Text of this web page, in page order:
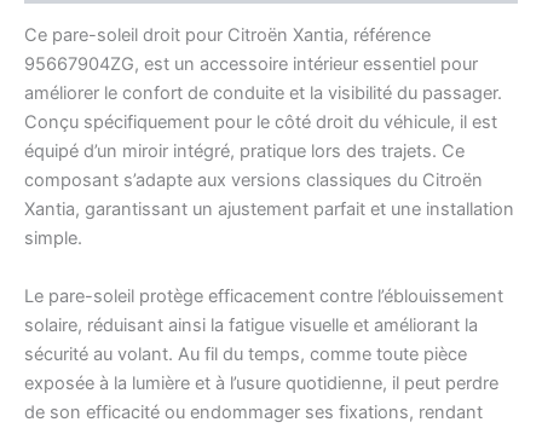
Ce pare-soleil droit pour Citroën Xantia, référence
95667904ZG, est un accessoire intérieur essentiel pour
améliorer le confort de conduite et la visibilité du passager.
Conçu spécifiquement pour le côté droit du véhicule, il est
équipé d’un miroir intégré, pratique lors des trajets. Ce
composant s’adapte aux versions classiques du Citroën
Xantia, garantissant un ajustement parfait et une installation
simple.
Le pare-soleil protège efficacement contre l’éblouissement
solaire, réduisant ainsi la fatigue visuelle et améliorant la
sécurité au volant. Au fil du temps, comme toute pièce
exposée à la lumière et à l’usure quotidienne, il peut perdre
de son efficacité ou endommager ses fixations, rendant